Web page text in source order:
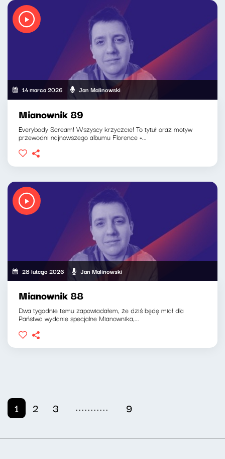
14 marca 2026 Jan Malinowski
Mianownik 89
Everybody Scream! Wszyscy krzyczcie! To tytuł oraz motyw
przewodni najnowszego albumu Florence +...
28 lutego 2026 Jan Malinowski
Mianownik 88
Dwa tygodnie temu zapowiadałem, że dziś będę miał dla
Państwa wydanie specjalne Mianownika,...
1 2 3 ........... 9